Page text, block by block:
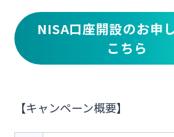
スポーツくじ「宮崎銀行toto」
個人のお客さま
法人・個人事業主のお客さま
NISA口座開設のお申
こちら
【キャンペーン概要】